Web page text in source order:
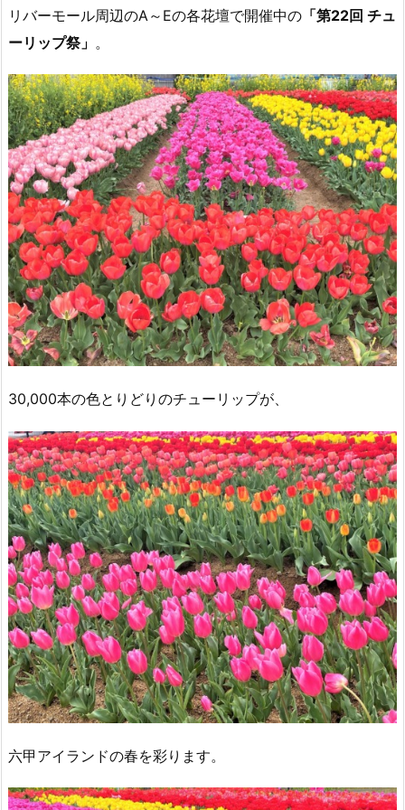
リバーモール周辺のA～Eの各花壇で開催中の 「第22回 チュ
ーリップ祭」 。
30,000本の色とりどりのチューリップが、
六甲アイランドの春を彩ります。